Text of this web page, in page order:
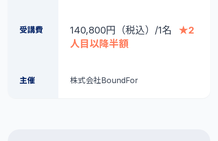
受講費 140,800円（税込）/1名
★2
人目以降半額
主催 株式会社BoundFor